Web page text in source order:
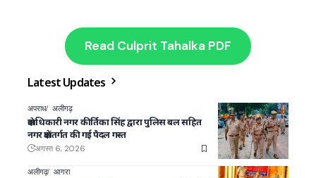
Read Culprit Tahalka PDF
Latest Updates
अपराध अलीगढ़
क्षेत्राधिकारी नगर कीर्तिका सिंह द्वारा पुलिस बल सहित
नगर क्षेत्रांतर्गत की गई पैदल गस्त
अगस्त 6, 2026
अलीगढ़ आगरा